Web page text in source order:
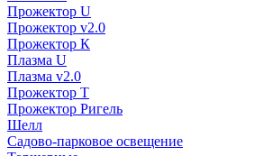
Прожектор U
Прожектор v2.0
Прожектор К
Плазма U
Плазма v2.0
Прожектор Т
Прожектор Ригель
Шелл
Садово-парковое освещение